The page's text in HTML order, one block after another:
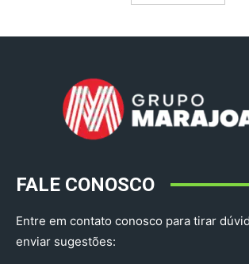
FALE CONOSCO
Entre em contato conosco para tirar
enviar sugestões: